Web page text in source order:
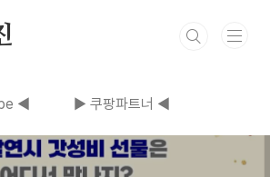
◀ ▶ 쿠팡파트너 ◀